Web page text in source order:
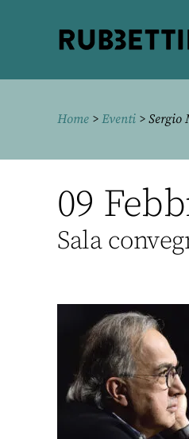
Home > Eventi > Sergio
09
Sala